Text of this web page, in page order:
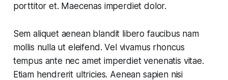
porttitor et. Maecenas imperdiet dolor.
Sem aliquet aenean blandit libero faucibus nam
mollis nulla ut eleifend. Vel vivamus rhoncus
tempus ante nec amet imperdiet venenatis vitae.
Etiam hendrerit ultricies. Aenean sapien nisi